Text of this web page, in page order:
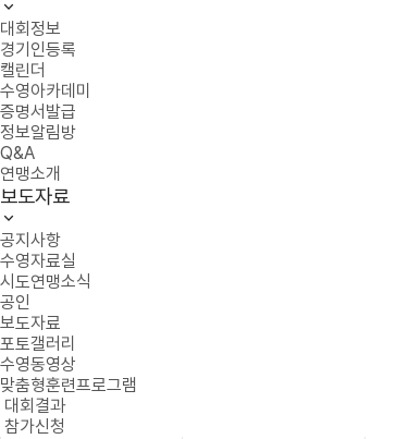
대회정보
경기인등록
캘린더
수영아카데미
증명서발급
정보알림방
Q&A
연맹소개
보도자료
공지사항
수영자료실
시도연맹소식
공인
보도자료
포토갤러리
수영동영상
맞춤형훈련프로그램
대회결과
참가신청